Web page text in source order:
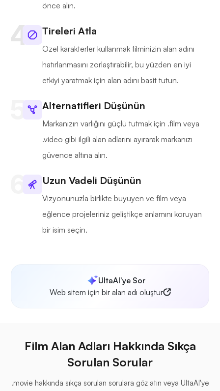
önce alın.
Tireleri Atla
Özel karakterler kullanmak filminizin alan adını
hatırlanmasını zorlaştırabilir, bu yüzden en iyi
etkiyi yaratmak için alan adını basit tutun.
Alternatifleri Düşünün
Markanızın varlığını güçlü tutmak için .film veya
.video gibi ilgili alan adlarını ayırarak markanızı
güvence altına alın.
Uzun Vadeli Düşünün
Vizyonunuzla birlikte büyüyen ve film veya
eğlence projeleriniz geliştikçe anlamını koruyan
bir isim seçin.
UltaAI'ye Sor
Web sitem için bir alan adı oluştur
Film Alan Adları Hakkında Sıkça
Sorulan Sorular
.movie hakkında sıkça sorulan sorulara göz atın veya UltaAI'ye